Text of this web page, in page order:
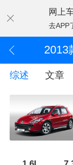
网上
去APP
综述 文章